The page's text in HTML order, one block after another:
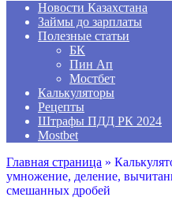
Новости Казахстана
Займы до зарплаты
Полезные статьи
БК
Пин Ап
Мостбет
Калькуляторы
Рецепты
Штрафы ПДД РК 2024
Mostbet
Главная страница »
умножение, деление,
смешанных дробей